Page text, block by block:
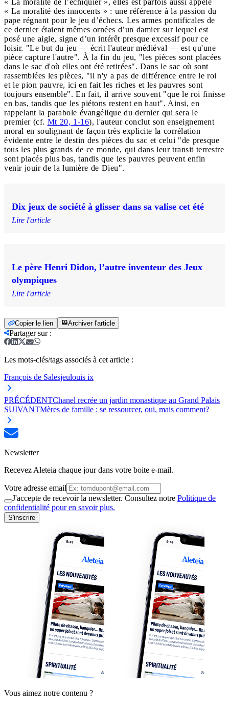
« La moralité de l’échiquier », elles est parfois aussi appelé
« La moralité des innocents » : une référence à la passion du
pape régnant pour le jeu d’échecs. Les armes pontificales de
ce dernier étaient mêmes ornées d’un damier sur lequel est
posé une aigle, signe d’un intérêt presque excessif pour ce
loisir. "Le but du jeu — écrit l'auteur médiéval — est qu'une
pièce capture l'autre". À la fin du jeu, "les pièces sont placées
dans le sac d'où elles ont été retirées". Dans le sac où sont
rassemblées les pièces, "il n'y a pas de différence entre le roi
et le pion pauvre, ici en fait les riches et les pauvres sont
toujours ensemble". En fait, il arrive souvent "que le roi finisse
en bas, tandis que les piétons restent en haut". Ainsi, en
rappelant la parabole évangélique du dernier qui sera le
premier (cf. Mt 20, 1-16), l'auteur conclut son enseignement
moral en soulignant de façon très explicite la corrélation
évidente entre le destin des pièces du sac et celui "de presque
tous les plus grands de ce monde, qui dans leur transit terrestre
sont placés plus bas, tandis que les pauvres peuvent enfin
venir jouir de la lumière de Dieu".
Dix jeux de société à glisser dans sa valise cet été
Lire l'article
Le père Henri Didon, l’autre inventeur des Jeux
olympiques
Lire l'article
Copier le lien Archiver l'article
Partager sur:
Les mots-clés/tags associés à cet article :
François de Salesjeulouis ix
PRÉCÉDENTChanel recrée un jardin monastique au Grand Palais
SUIVANTMères de famille : se ressourcer, oui, mais comment?
Newsletter
Recevez Aleteia chaque jour dans votre boite e-mail.
Votre adresse email
J'accepte de recevoir la newsletter. Consultez notre Politique de
confidentialité pour en savoir plus.
S'inscrire
Vous aimez notre contenu ?